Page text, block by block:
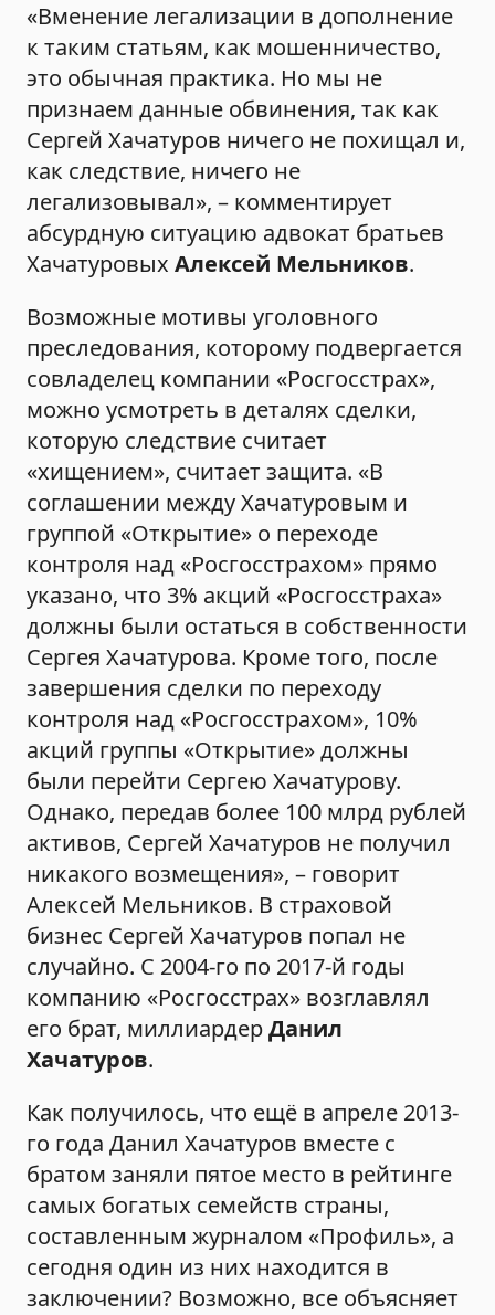
«Вменение легализации в дополнение
к таким статьям, как мошенничество,
это обычная практика. Но мы не
признаем данные обвинения, так как
Сергей Хачатуров ничего не похищал и,
как следствие, ничего не
легализовывал», – комментирует
абсурдную ситуацию адвокат братьев
Хачатуровых Алексей Мельников.
Возможные мотивы уголовного
преследования, которому подвергается
совладелец компании «Росгосстрах»,
можно усмотреть в деталях сделки,
которую следствие считает
«хищением», считает защита. «В
соглашении между Хачатуровым и
группой «Открытие» о переходе
контроля над «Росгосстрахом» прямо
указано, что 3% акций «Росгосстраха»
должны были остаться в собственности
Сергея Хачатурова. Кроме того, после
завершения сделки по переходу
контроля над «Росгосстрахом», 10%
акций группы «Открытие» должны
были перейти Сергею Хачатурову.
Однако, передав более 100 млрд рублей
активов, Сергей Хачатуров не получил
никакого возмещения», – говорит
Алексей Мельников. В страховой
бизнес Сергей Хачатуров попал не
случайно. С 2004-го по 2017-й годы
компанию «Росгосстрах» возглавлял
его брат, миллиардерДанил
Хачатуров.
Как получилось, что ещё в апреле 2013-
го года Данил Хачатуров вместе с
братом заняли пятое место в рейтинге
самых богатых семейств страны,
составленным журналом «Профиль», а
сегодня один из них находится в
заключении? Возможно, все объясняет